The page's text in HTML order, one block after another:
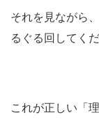
それを見なが
るぐる回してくだ
これが正しい「